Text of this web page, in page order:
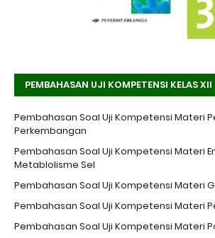
PEMBAHASAN UJI KOMPETENSI KELAS XII
Pembahasan Soal Uji Kompetensi Materi
Perkembangan
Pembahasan Soal Uji Kompetensi Materi
Metablolisme Sel
Pembahasan Soal Uji Kompetensi Materi
Pembahasan Soal Uji Kompetensi Materi
Pembahasan Soal Uji Kompetensi Materi